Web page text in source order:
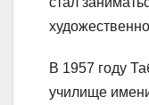
В 1957 году
училище